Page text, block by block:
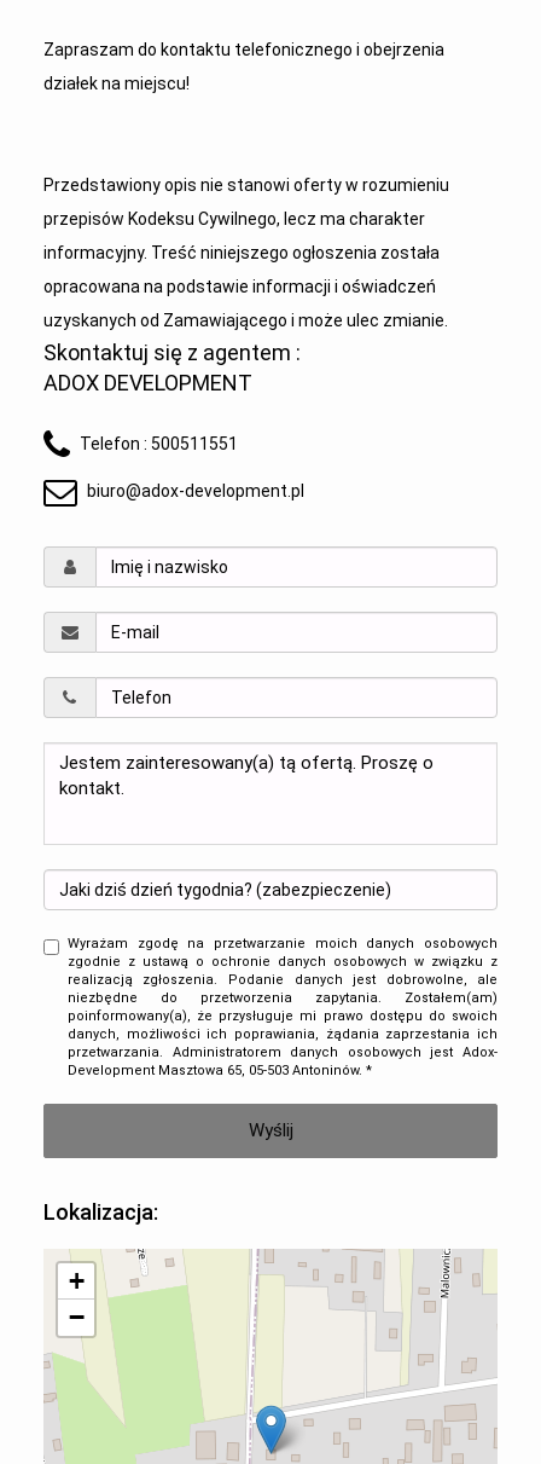
Zapraszam do kontaktu telefonicznego i obejrzenia
działek na miejscu!
Przedstawiony opis nie stanowi oferty w rozumieniu
przepisów Kodeksu Cywilnego, lecz ma charakter
informacyjny. Treść niniejszego ogłoszenia została
opracowana na podstawie informacji i oświadczeń
uzyskanych od Zamawiającego i może ulec zmianie.
Skontaktuj się z agentem :
ADOX DEVELOPMENT
Telefon : 500511551
biuro@adox-development.pl
Wyrażam zgodę na przetwarzanie moich danych osobowych
zgodnie z ustawą o ochronie danych osobowych w związku z
realizacją zgłoszenia. Podanie danych jest dobrowolne, ale
niezbędne do przetworzenia zapytania. Zostałem(am)
poinformowany(a), że przysługuje mi prawo dostępu do swoich
danych, możliwości ich poprawiania, żądania zaprzestania ich
przetwarzania. Administratorem danych osobowych jest Adox-
Development Masztowa 65, 05-503 Antoninów. *
Lokalizacja:
+
−